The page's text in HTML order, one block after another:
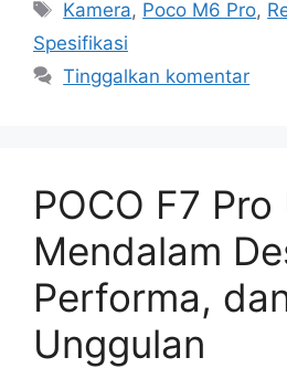
Tag
Kamera, Poco M6 Pro,
Spesifikasi
Tinggalkan komentar
POCO F7 Pro
Mendalam
Performa,
Unggulan